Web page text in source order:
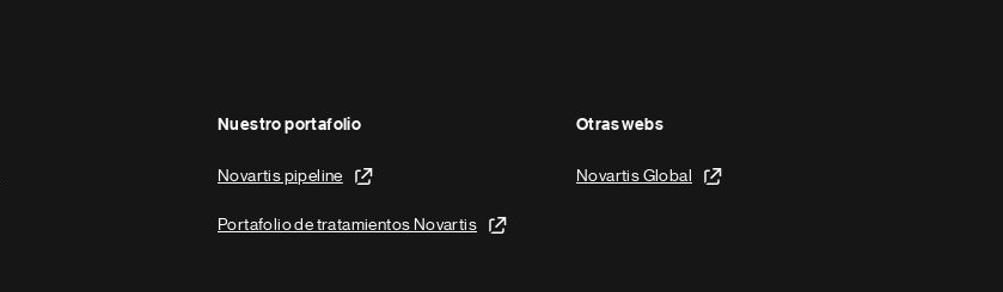
Nuestro portafolio
Novartis pipeline
Portafolio de tratamientos Novartis
Otras webs
Novartis Global